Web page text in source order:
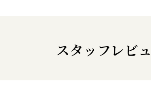
スタッフレビ